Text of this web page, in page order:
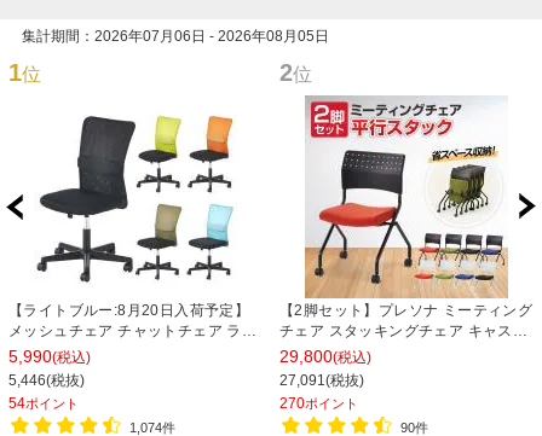
集計期間：2026年07月06日 - 2026年08月05日
1位
【ライトブルー:8月20日入荷予定】
メッシュチェア チャットチェア ラン
バーサポート オフィスチェア デスク
チェア 会議椅子 幅580×奥行580×高
さ835-930mm
5,990(税込)
5,446(税抜)
54ポイント
1,074件
2位
【2脚セット】プレソナ ミーティング
チェア スタッキングチェア キャスタ
ー付き 座面クッション 幅570×奥行
565×高さ805mm 会議室 収納 法人
大人数 重ねる 会議用椅子 会議用チェ
ア
29,800(税込)
27,091(税抜)
270ポイント
90件